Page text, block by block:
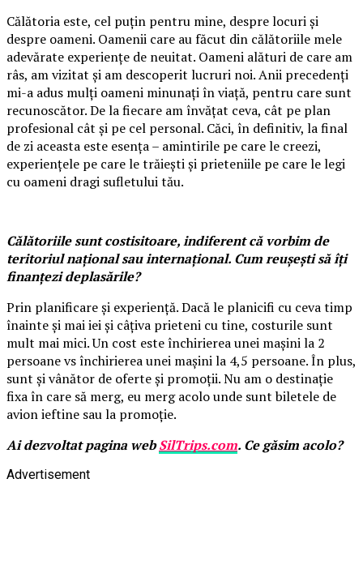
Călătoria este, cel puțin pentru mine, despre locuri și
despre oameni. Oamenii care au făcut din călătoriile mele
adevărate experiențe de neuitat. Oameni alături de care am
râs, am vizitat și am descoperit lucruri noi. Anii precedenți
mi-a adus mulți oameni minunați în viață, pentru care sunt
recunoscător. De la fiecare am învățat ceva, cât pe plan
profesional cât și pe cel personal. Căci, în definitiv, la final
de zi aceasta este esența – amintirile pe care le creezi,
experiențele pe care le trăiești și prieteniile pe care le legi
cu oameni dragi sufletului tău.
Călătoriile sunt costisitoare, indiferent că vorbim de
teritoriul național sau internațional. Cum reușești să îți
finanțezi deplasările?
Prin planificare și experiență. Dacă le planicifi cu ceva timp
înainte și mai iei și câțiva prieteni cu tine, costurile sunt
mult mai mici. Un cost este închirierea unei mașini la 2
persoane vs închirierea unei mașini la 4,5 persoane. În plus,
sunt și vânător de oferte și promoții. Nu am o destinație
fixa în care să merg, eu merg acolo unde sunt biletele de
avion ieftine sau la promoție.
Ai dezvoltat pagina webSilTrips.com. Ce găsim acolo?
Advertisement